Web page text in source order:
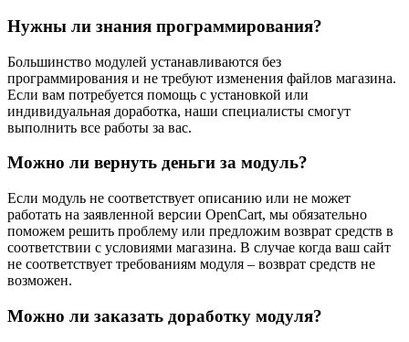
Нужны ли знания программирования?
Большинство модулей устанавливаются без
программирования и не требуют изменения файлов магазина.
Если вам потребуется помощь с установкой или
индивидуальная доработка, наши специалисты смогут
выполнить все работы за вас.
Можно ли вернуть деньги за модуль?
Если модуль не соответствует описанию или не может
работать на заявленной версии OpenCart, мы обязательно
поможем решить проблему или предложим возврат средств в
соответствии с условиями магазина. В случае когда ваш сайт
не соответствует требованиям модуля – возврат средств не
возможен.
Можно ли заказать доработку модуля?